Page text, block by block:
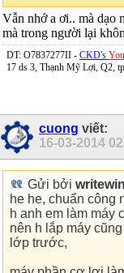
Vẫn nhớ a ơi.. mà dạo
mà trong người lại
DT: O7837277II - CKD's
17 ds 3, Thạnh Mỹ Lợi, Q2,
cuong viết:
16-03-2014
Gửi bởi writewin
he he, chuẩn công
h anh em làm máy
nên h lắp máy
lớp trước,